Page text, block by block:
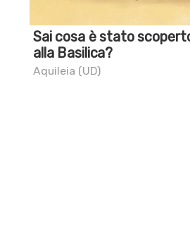
Sai cosa è stato
alla Basilica?
Aquileia (UD)